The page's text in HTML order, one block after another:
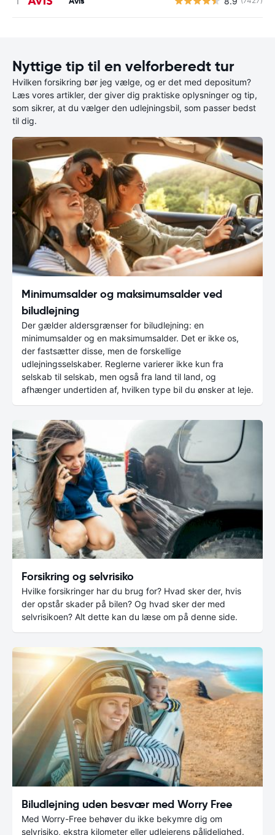
Nyttige tip til en velforberedt tur
Hvilken forsikring bør jeg vælge, og er det med depositum?
Læs vores artikler, der giver dig praktiske oplysninger og tip,
som sikrer, at du vælger den udlejningsbil, som passer bedst
til dig.
Minimumsalder og maksimumsalder ved
biludlejning
Der gælder aldersgrænser for biludlejning: en
minimumsalder og en maksimumsalder. Det er ikke os,
der fastsætter disse, men de forskellige
udlejningsselskaber. Reglerne varierer ikke kun fra
selskab til selskab, men også fra land til land, og
afhænger undertiden af, hvilken type bil du ønsker at leje.
Forsikring og selvrisiko
Hvilke forsikringer har du brug for? Hvad sker der, hvis
der opstår skader på bilen? Og hvad sker der med
selvrisikoen? Alt dette kan du læse om på denne side.
Biludlejning uden besvær med Worry Free
Med Worry-Free behøver du ikke bekymre dig om
selvrisiko, ekstra kilometer eller udlejerens pålidelighed.